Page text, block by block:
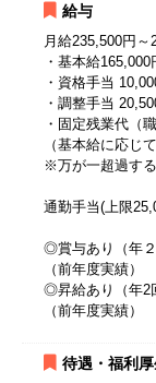
給与
月給235,500円～
・基本給
・資格手当
・調整手当
・固定残業代（
（基本給に応じ
※万が一超過す
通勤手当(上限
◎賞与あり（年２
（前年度実績）
◎昇給あり（年2
（前年度実績）
待遇・福利厚